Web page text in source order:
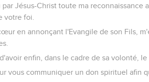
Jésus-Christ toute ma reconnaissance
votre foi.
en annonçant l'Evangile de son Fils,
enfin, dans le cadre de sa volonté,
vous communiquer un don spirituel afin